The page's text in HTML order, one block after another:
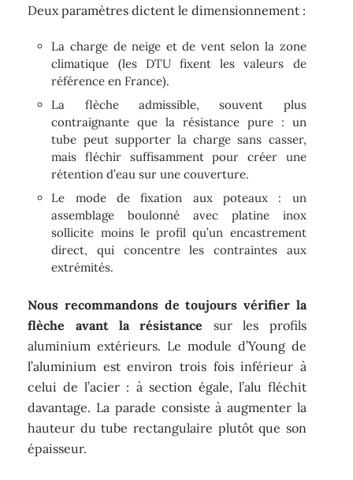
Deux paramètres dictent le dimensionnement :
La charge de neige et de vent selon la zone
climatique (les DTU fixent les valeurs de
référence en France).
La flèche admissible, souvent plus
contraignante que la résistance pure : un
tube peut supporter la charge sans casser,
mais fléchir suffisamment pour créer une
rétention d’eau sur une couverture.
Le mode de fixation aux poteaux : un
assemblage boulonné avec platine inox
sollicite moins le profil qu’un encastrement
direct, qui concentre les contraintes aux
extrémités.
Nous recommandons de toujours vérifier la
flèche avant la résistance sur les profils
aluminium extérieurs. Le module d’Young de
l’aluminium est environ trois fois inférieur à
celui de l’acier : à section égale, l’alu fléchit
davantage. La parade consiste à augmenter la
hauteur du tube rectangulaire plutôt que son
épaisseur.